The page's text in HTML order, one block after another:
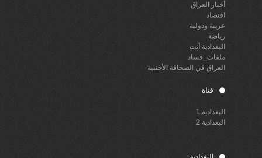
أخبار العراق
اقتصاد
عربية ودولية
رياضة
البغدادية أنت
ملفات_فساد
العراق في الصحافة الأجنبية
قناة
البغدادية 1
البغدادية 2